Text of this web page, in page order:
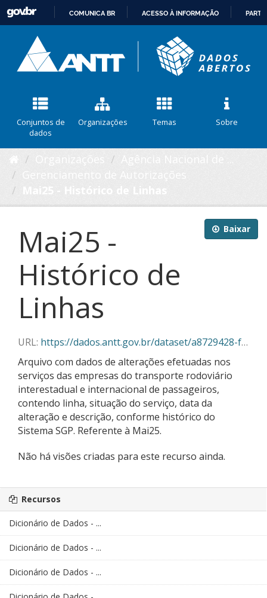
CONTEÚDO
COMUNICA BR ACESSO À INFORMAÇÃO
Conjuntos de
dados
Organizações Temas Sobre
Baixar
Mai25 -
Histórico de
Linhas
URL: https://dados.antt.gov.br/dataset/a8729428-f382-430c-abe5-6e5f85aa9a03/resource/0072f07d-8819-4ca8-8e1a-ce1e50c3aa81/download/historico_linhas_secoes_05_2025.json
Arquivo com dados de alterações efetuadas nos
serviços das empresas do transporte rodoviário
interestadual e internacional de passageiros,
contendo linha, situação do serviço, data da
alteração e descrição, conforme histórico do
Sistema SGP. Referente à Mai25.
Não há visões criadas para este recurso ainda.
Recursos
Dicionário de Dados - ...
Dicionário de Dados - ...
Dicionário de Dados - ...